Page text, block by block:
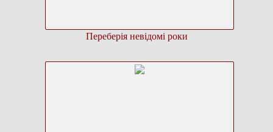
Переберія невідомі роки